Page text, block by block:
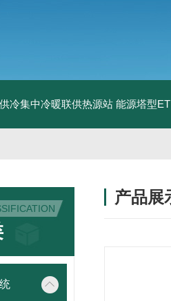
冷集中冷暖联供热源站 能源塔型
产品展